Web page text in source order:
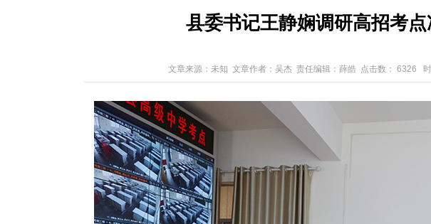
县委书记王静娴调研高招考
文章来源：未知 文章作者：吴杰 责任编辑：薛皓 点击数： 6326 时